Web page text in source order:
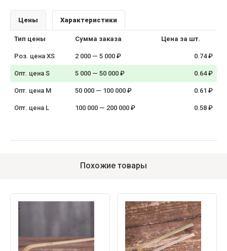
Цены Характеристики
Тип цены Сумма заказа Цена за шт.
Роз. цена XS 2 000 — 5 000 ₽ 0.74 ₽
Опт. цена S 5 000 — 50 000 ₽ 0.64 ₽
Опт. цена M 50 000 — 100 000 ₽ 0.61 ₽
Опт. цена L 100 000 — 200 000 ₽ 0.58 ₽
Похожие товары